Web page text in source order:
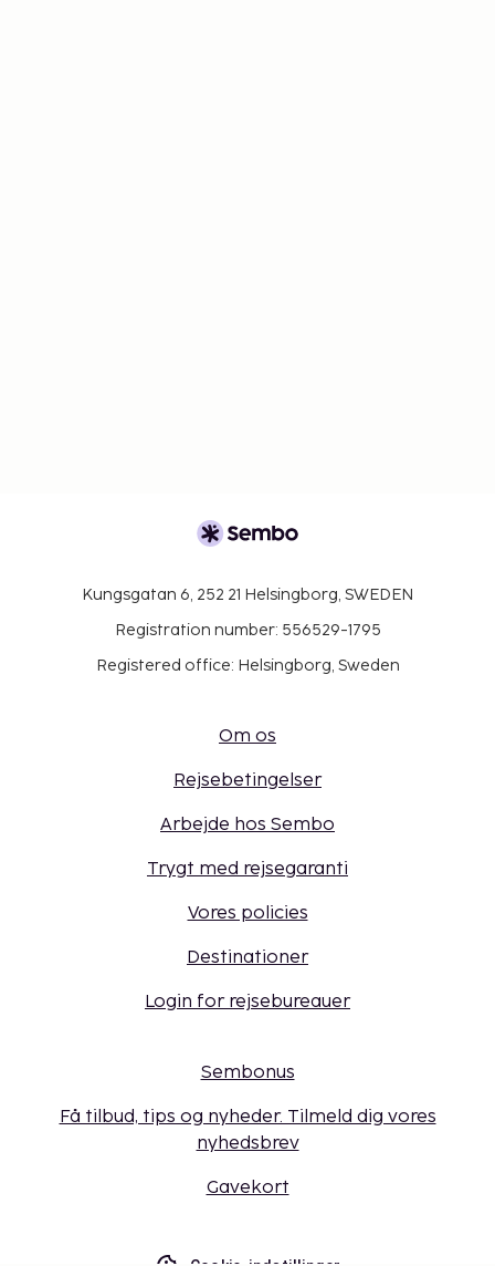
Kungsgatan 6, 252 21 Helsingborg, SWEDEN
Registration number: 556529-1795
Registered office: Helsingborg, Sweden
Om os
Rejsebetingelser
Arbejde hos Sembo
Trygt med rejsegaranti
Vores policies
Destinationer
Login for rejsebureauer
Sembonus
Få tilbud, tips og nyheder. Tilmeld dig vores
nyhedsbrev
Gavekort